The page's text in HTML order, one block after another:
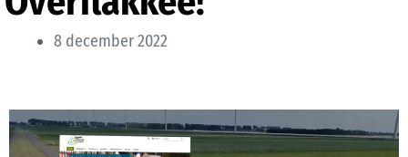
8 december 2022